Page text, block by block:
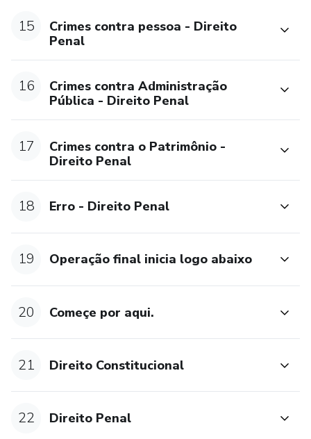
15
Crimes contra pessoa - Direito
Penal
16
Crimes contra Administração
Pública - Direito Penal
17
Crimes contra o Patrimônio -
Direito Penal
18 Erro - Direito Penal
19 Operação final inicia logo abaixo
20 Começe por aqui.
21 Direito Constitucional
22 Direito Penal